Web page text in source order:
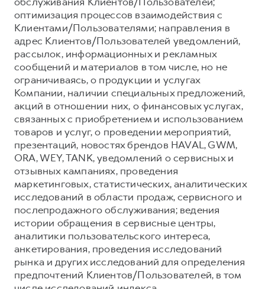
оптимизация процессов взаимодействия с
Клиентами/Пользователями; направления в
адрес Клиентов/Пользователей уведомлений,
рассылок, информационных и рекламных
сообщений и материалов в том числе, но не
ограничиваясь, о продукции и услугах
Компании, наличии специальных предложений,
акций в отношении них, о финансовых услугах,
связанных с приобретением и использованием
товаров и услуг, о проведении мероприятий,
презентаций, новостях брендов HAVAL, GWM,
ORA, WEY, TANK, уведомлений о сервисных и
отзывных кампаниях, проведения
маркетинговых, статистических, аналитических
исследований в области продаж, сервисного и
послепродажного обслуживания; ведения
истории обращения в сервисные центры,
аналитики пользовательского интереса,
анкетирования, проведения исследований
рынка и других исследований для определения
предпочтений Клиентов/Пользователей, в том